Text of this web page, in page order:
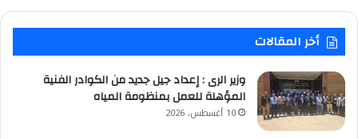
أخر المقالات
وزير الرى : إعداد جيل جديد من الكوادر الفنية
المؤهلة للعمل بمنظومة المياه
10 أغسطس، 2026